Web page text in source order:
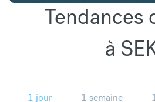
Tendances
à
1 jour 1 semaine